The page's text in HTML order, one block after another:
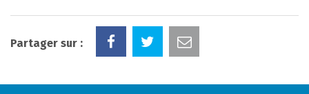
Partager sur :